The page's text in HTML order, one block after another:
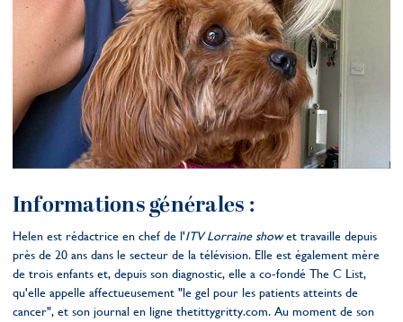
Informations générales :
Helen est rédactrice en chef de l'ITV Lorraine showet travaille depuis
près de 20 ans dans le secteur de la télévision. Elle est également mère
de trois enfants et, depuis son diagnostic, elle a co-fondé The C List,
qu'elle appelle affectueusement "le gel pour les patients atteints de
cancer", et son journal en ligne thetittygritty.com. Au moment de son